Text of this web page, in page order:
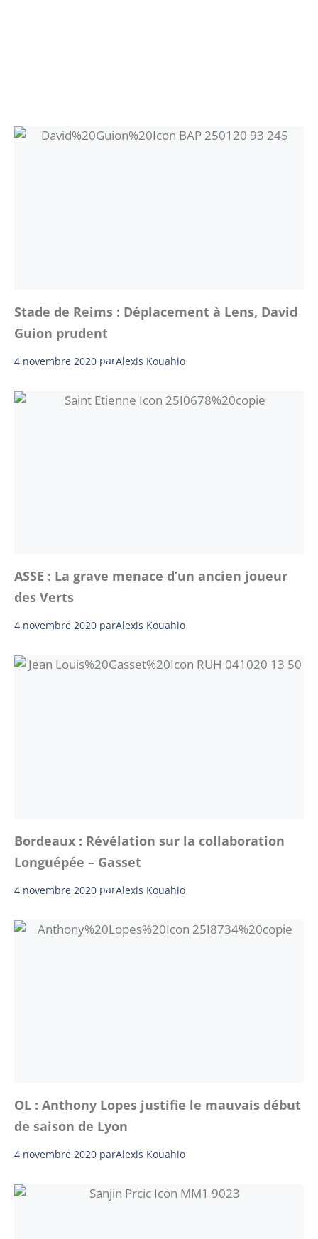
Stade de Reims : Déplacement à Lens, David
Guion prudent
4 novembre 2020 parAlexis Kouahio
ASSE : La grave menace d’un ancien joueur
des Verts
4 novembre 2020 parAlexis Kouahio
Bordeaux : Révélation sur la collaboration
Longuépée – Gasset
4 novembre 2020 parAlexis Kouahio
OL : Anthony Lopes justifie le mauvais début
de saison de Lyon
4 novembre 2020 parAlexis Kouahio